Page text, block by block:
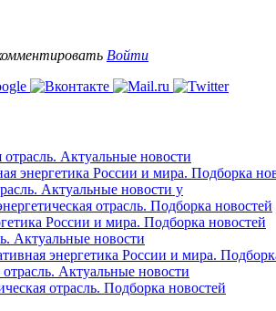
Войти
Актуальные новости
энергетика России и мира. Подборка
Актуальные новости у
отрасль. Подборка новостей
России и мира. Подборка новостей
Актуальные новости
энергетика России и мира.
Актуальные новости
отрасль. Подборка новостей